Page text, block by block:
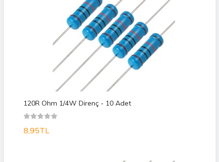
120R Ohm 1/4W Direnç - 10 Adet
8,95TL